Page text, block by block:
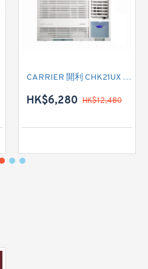
CARRIER 開利 CHK21UX 二匹半 變頻淨冷窗口式冷氣機 (附遙控)
HK$6,280 HK$12,480